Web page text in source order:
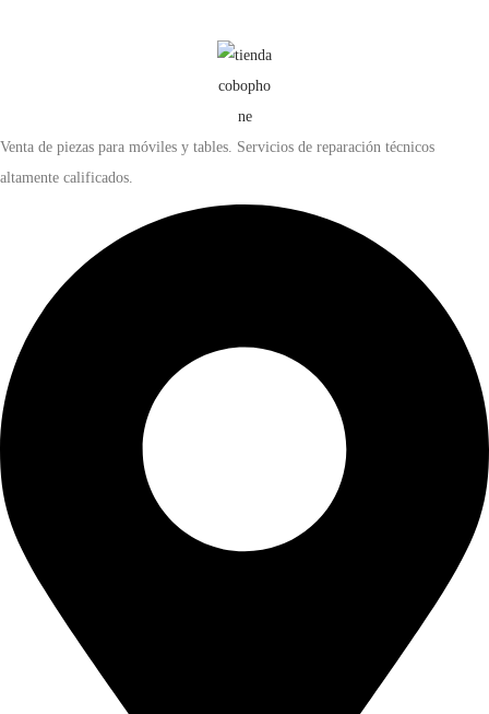
Venta de piezas para móviles y tables. Servicios de reparación técnicos
altamente calificados.